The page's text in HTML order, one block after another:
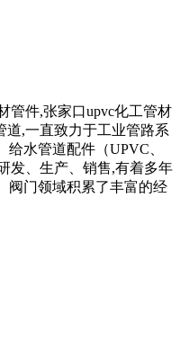
管件,张家口upvc化工管材
道,一直致力于工业管路系
水管道配件（UPVC、
发、生产、销售,有着多年
阀门领域积累了丰富的经